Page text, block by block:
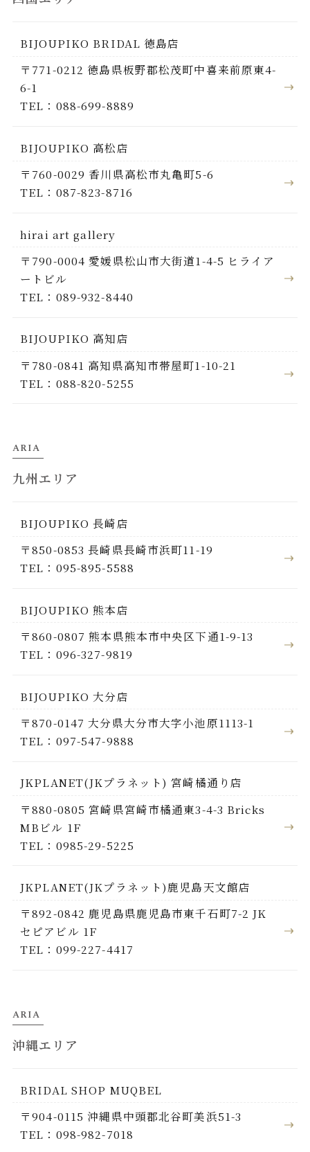
BIJOUPIKO BRIDAL 徳島店
〒771-0212 徳島県板野郡松茂町中喜来前原東4-
6-1
TEL：088-699-8889
BIJOUPIKO 高松店
〒760-0029 香川県高松市丸亀町5-6
TEL：087-823-8716
hirai art gallery
〒790-0004 愛媛県松山市大街道1-4-5 ヒライア
ートビル
TEL：089-932-8440
BIJOUPIKO 高知店
〒780-0841 高知県高知市帯屋町1-10-21
TEL：088-820-5255
ARIA
九州エリア
BIJOUPIKO 長崎店
〒850-0853 長崎県長崎市浜町11-19
TEL：095-895-5588
BIJOUPIKO 熊本店
〒860-0807 熊本県熊本市中央区下通1-9-13
TEL：096-327-9819
BIJOUPIKO 大分店
〒870-0147 大分県大分市大字小池原1113-1
TEL：097-547-9888
JKPLANET(JKプラネット) 宮崎橘通り店
〒880-0805 宮崎県宮崎市橘通東3-4-3 Bricks
MBビル 1F
TEL：0985-29-5225
JKPLANET(JKプラネット)鹿児島天文館店
〒892-0842 鹿児島県鹿児島市東千石町7-2 JK
セピアビル 1F
TEL：099-227-4417
ARIA
沖縄エリア
BRIDAL SHOP MUQBEL
〒904-0115 沖縄県中頭郡北谷町美浜51-3
TEL：098-982-7018